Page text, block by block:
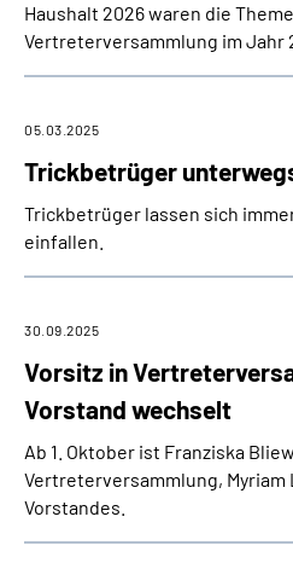
Haushalt 2026 waren die
Vertreterversammlung im Jahr
Trickbetrüger
05.03.2025
Trickbetrüger lassen sich
einfallen.
Vorsitz in
Vorstand wechselt
30.09.2025
Ab 1. Oktober ist Franziska
Vertreterversammlung, Myriam
Vorstandes.